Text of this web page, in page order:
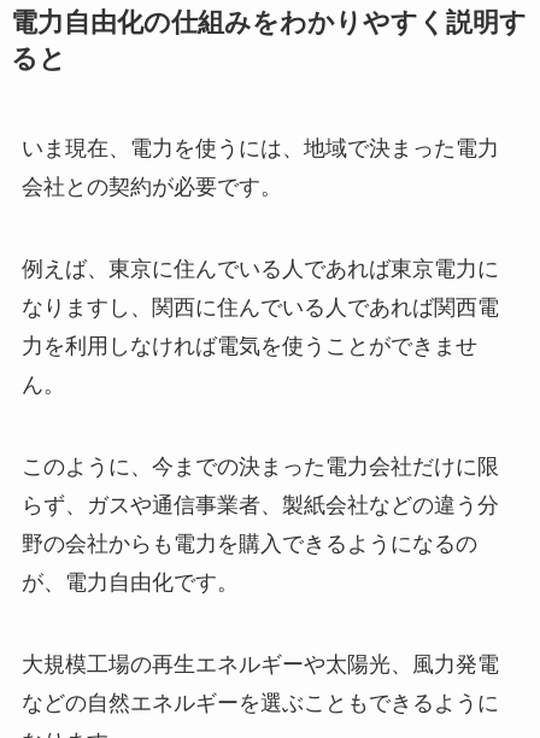
電力自由化の仕組みをわかりやすく説明す
ると
いま現在、電力を使うには、地域で決まった電力
会社との契約が必要です。
例えば、東京に住んでいる人であれば東京電力に
なりますし、関西に住んでいる人であれば関西電
力を利用しなければ電気を使うことができませ
ん。
このように、今までの決まった電力会社だけに限
らず、ガスや通信事業者、製紙会社などの違う分
野の会社からも電力を購入できるようになるの
が、電力自由化です。
大規模工場の再生エネルギーや太陽光、風力発電
などの自然エネルギーを選ぶこともできるように